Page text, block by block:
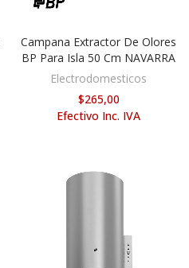
AÑADIR AL CARRITO
Campana Extractor De Olores
BP Para Isla 50 Cm NAVARRA
Electrodomesticos
$265,00
Efectivo Inc. IVA